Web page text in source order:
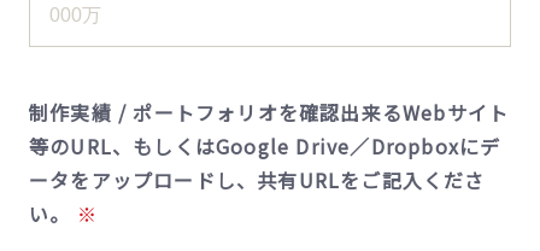
制作実績 / ポートフォリオを確認出来るWebサイト
等のURL、もしくはGoogle Drive／Dropboxにデ
ータをアップロードし、共有URLをご記入くださ
い。